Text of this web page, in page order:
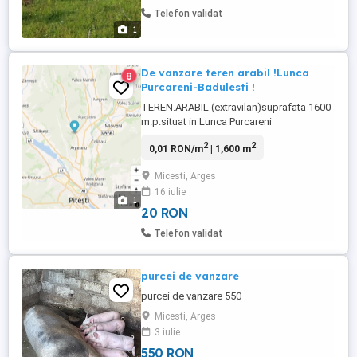
1
niciun fel de inclinare si cu vedere la deal
Telefon validat
1
8
De vanzare teren arabil !Lunca
Purcareni-Badulesti !
TEREN.ARABIL (extravilan)suprafata 1600
m.p.situat in Lunca Purcareni
apropierea raului Doamnei.PRET 20 RON
0,01 RON/m2| 1,600 m2
Micesti, Arges
16 iulie
20 RON
Telefon validat
purcei de vanzare
purcei de vanzare 550
Micesti, Arges
3 iulie
550 RON